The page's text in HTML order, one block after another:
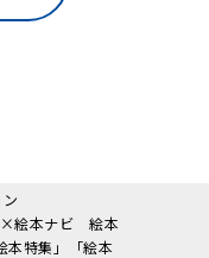
絵本ナビ 絵本
本特集」「絵本